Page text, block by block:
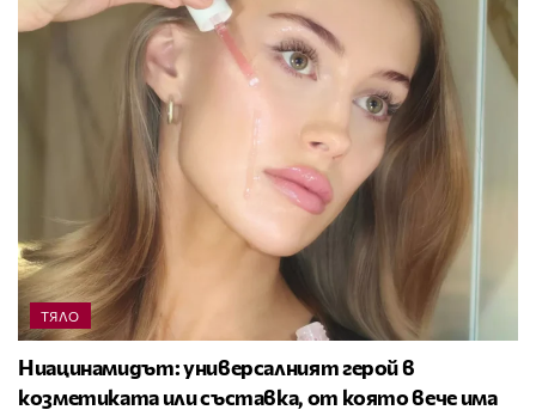
ТЯЛО
Ниацинамидът: универсалният герой в
козметиката или съставка, от която вече има